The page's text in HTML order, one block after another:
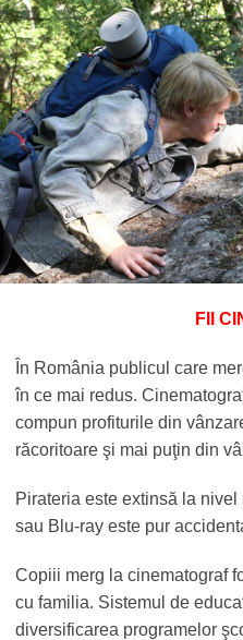
FII
În România publicul care
în ce mai redus.
compun profiturile din
răcoritoare şi mai puţin din
Pirateria este extinsă la
sau Blu-ray este pur
Copiii merg la cinematograf
cu familia. Sistemul de
diversificarea programelor